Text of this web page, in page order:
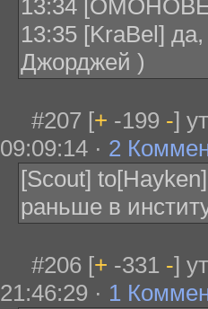
13:34
13:35 [KraBel]
Джорджей )
#207 [+ -199 -]
09:09:14 · 2
[Scout]
раньше в
#206 [+ -331 -]
21:46:29 · 1